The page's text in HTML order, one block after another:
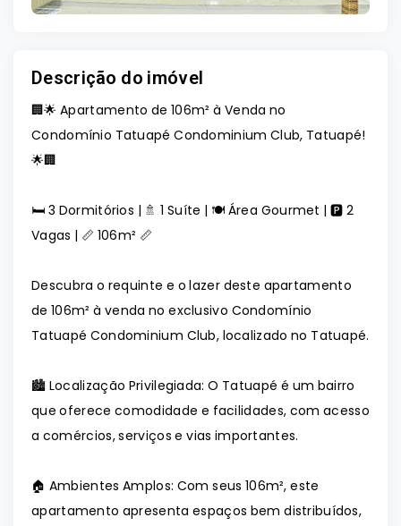
Descrição do imóvel
🏢🌟 Apartamento de 106m² à Venda no
Condomínio Tatuapé Condominium Club, Tatuapé!
🌟🏢
🛏️ 3 Dormitórios | 🚿 1 Suíte | 🍽️ Área Gourmet | 🅿️ 2
Vagas | 📏 106m² 📏
Descubra o requinte e o lazer deste apartamento
de 106m² à venda no exclusivo Condomínio
Tatuapé Condominium Club, localizado no Tatuapé.
🏙️ Localização Privilegiada: O Tatuapé é um bairro
que oferece comodidade e facilidades, com acesso
a comércios, serviços e vias importantes.
🏠 Ambientes Amplos: Com seus 106m², este
apartamento apresenta espaços bem distribuídos,